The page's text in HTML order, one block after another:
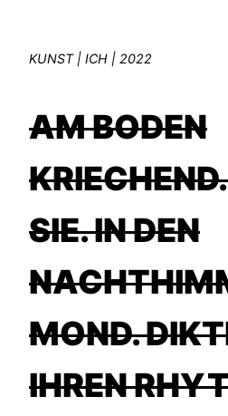
KUNST | ICH | 2022
AM BODEN
SIE. IN DEN
MOND.
IHREN